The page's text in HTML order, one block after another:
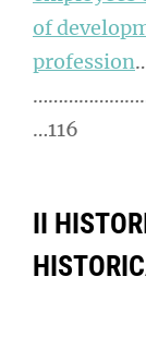
of
profession
…116
II